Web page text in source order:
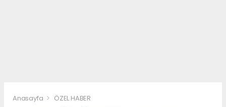
Anasayfa ÖZEL HABER